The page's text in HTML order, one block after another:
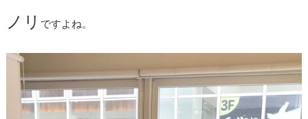
ノリ ですよね。